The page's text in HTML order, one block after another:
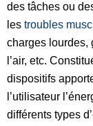
des tâches ou
les troubles
charges lourdes,
l’air, etc.
dispositifs
l’utilisateur
différents types